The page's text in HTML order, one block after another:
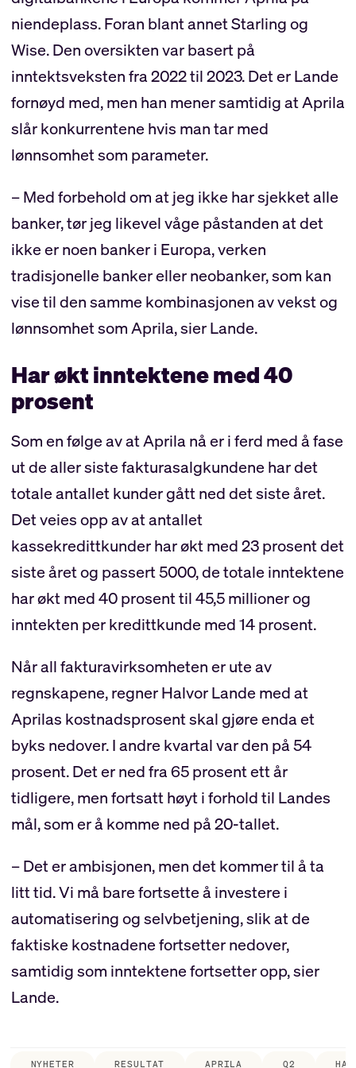
niendeplass. Foran blant annet Starling og
Wise. Den oversikten var basert på
inntektsveksten fra 2022 til 2023. Det er Lande
fornøyd med, men han mener samtidig at Aprila
slår konkurrentene hvis man tar med
lønnsomhet som parameter.
– Med forbehold om at jeg ikke har sjekket alle
banker, tør jeg likevel våge påstanden at det
ikke er noen banker i Europa, verken
tradisjonelle banker eller neobanker, som kan
vise til den samme kombinasjonen av vekst og
lønnsomhet som Aprila, sier Lande.
Har økt inntektene med 40
prosent
Som en følge av at Aprila nå er i ferd med å fase
ut de aller siste fakturasalgkundene har det
totale antallet kunder gått ned det siste året.
Det veies opp av at antallet
kassekredittkunder har økt med 23 prosent det
siste året og passert 5000, de totale inntektene
har økt med 40 prosent til 45,5 millioner og
inntekten per kredittkunde med 14 prosent.
Når all fakturavirksomheten er ute av
regnskapene, regner Halvor Lande med at
Aprilas kostnadsprosent skal gjøre enda et
byks nedover. I andre kvartal var den på 54
prosent. Det er ned fra 65 prosent ett år
tidligere, men fortsatt høyt i forhold til Landes
mål, som er å komme ned på 20-tallet.
– Det er ambisjonen, men det kommer til å ta
litt tid. Vi må bare fortsette å investere i
automatisering og selvbetjening, slik at de
faktiske kostnadene fortsetter nedover,
samtidig som inntektene fortsetter opp, sier
Lande.
NYHETER RESULTAT APRILA Q2